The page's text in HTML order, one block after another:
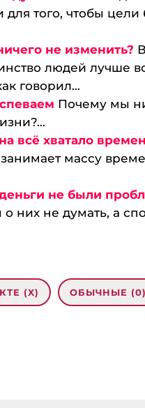
для того, чтобы
не изменить?
людей лучше
говорил...
Почему мы
всё хватало
массу
не были
о них не думать, а
(X) ОБЫЧНЫЕ (0)